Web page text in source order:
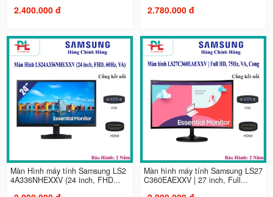
2.400.000 đ 2.780.000 đ
Màn Hình máy tính Samsung LS2
4A336NHEXXV (24 inch, FHD...
Màn hình máy tính Samsung LS27
C360EAEXXV | 27 inch, Full...